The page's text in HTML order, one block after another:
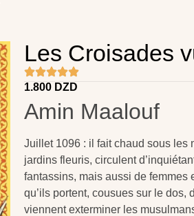
Les Croisades
1.800 DZD
Amin Maalouf
Juillet 1096 : il fait chaud sous les
jardins fleuris, circulent
fantassins, mais aussi de femmes
qu’ils portent, cousues sur le dos,
viennent exterminer les